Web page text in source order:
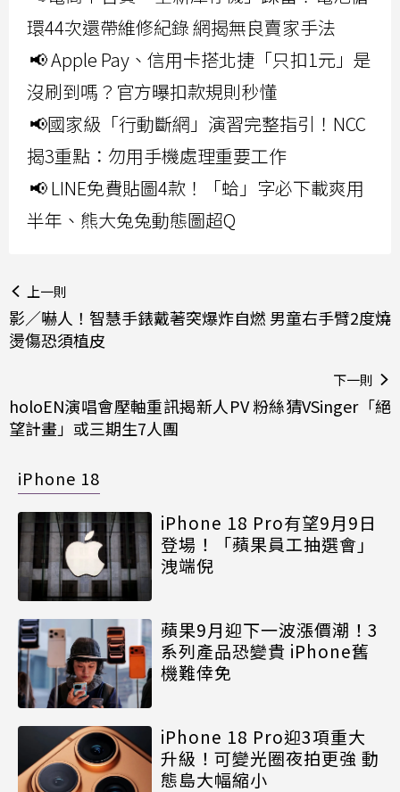
環44次還帶維修紀錄 網揭無良賣家手法
📢 Apple Pay、信用卡搭北捷「只扣1元」是
沒刷到嗎？官方曝扣款規則秒懂
📢國家級「行動斷網」演習完整指引！NCC
揭3重點：勿用手機處理重要工作
📢 LINE免費貼圖4款！「蛤」字必下載爽用
半年、熊大兔兔動態圖超Q
上一則
影／嚇人！智慧手錶戴著突爆炸自燃 男童右手臂2度燒
燙傷恐須植皮
下一則
holoEN演唱會壓軸重訊揭新人PV 粉絲猜VSinger「絕
望計畫」或三期生7人團
iPhone 18
iPhone 18 Pro有望9月9日
登場！「蘋果員工抽選會」
洩端倪
蘋果9月迎下一波漲價潮！3
系列產品恐變貴 iPhone舊
機難倖免
iPhone 18 Pro迎3項重大
升級！可變光圈夜拍更強 動
態島大幅縮小